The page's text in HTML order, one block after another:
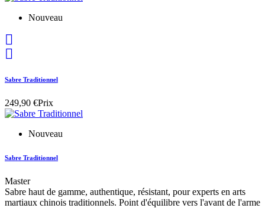
Nouveau


Sabre Traditionnel
249,90 €Prix
Nouveau
Sabre Traditionnel
Master
Sabre haut de gamme, authentique, résistant, pour experts en arts
martiaux chinois traditionnels. Point d'équilibre vers l'avant de l'arme